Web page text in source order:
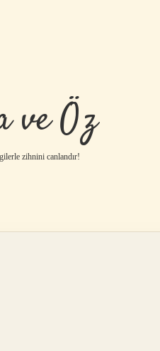
ve Öz
zihnini canlandır!